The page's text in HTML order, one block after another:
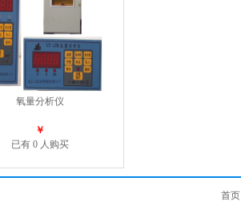
氧量分析仪
￥
已有 0 人购买
首页